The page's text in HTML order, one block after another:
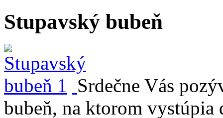
Stupavský bubeň
Srdečne Vás
bubeň, na ktorom vystúpia